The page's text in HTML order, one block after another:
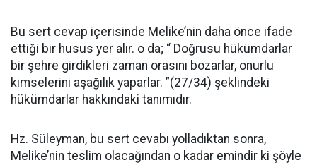
Bu sert cevap içerisinde Melike’nin da­ha önce ifade
ettiği bir husus yer alır. o da; “ Doğrusu hükümdarlar
bir şehre girdikleri zaman orasını bo­zarlar, onurlu
kimselerini aşağılık yaparlar. ”(27/34) şeklindeki
hükümdarlar hakkındaki tanımıdır.
Hz. Süleyman, bu sert cevabı yolladıktan sonra,
Melike’nin tes­lim olacağından o kadar emindir ki şöyle